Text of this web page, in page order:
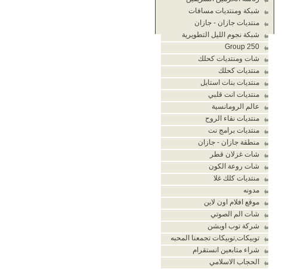
شبكة ومنتديات مسافات
منتديات جازان - جازان
شبكة نجوم الليل التطويرية
Group 250
شات ومنتديات كحلك
منتديات كحلك
منتديات بنات استايل
منتديات انت قلبي
عالم الرومانسية
منتديات نقاء الروح
منتديات برامج نت
منطقة جازان - جازان
شات غزلان قطر
شات روعة الكون
منتديات كلك غلا
مدونه
موقع افلام اون لاين
شات الم الصوتي
شركة توب اوبشن
توبيكات,توبيكات تجمعنا المحبه
شراء متابعين انستقرام
الحجاب الاسلامي